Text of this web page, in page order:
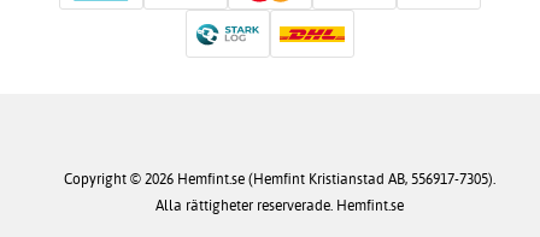
Copyright © 2026 Hemfint.se (Hemfint Kristianstad AB, 556917-7305).
Alla rättigheter reserverade. Hemfint.se